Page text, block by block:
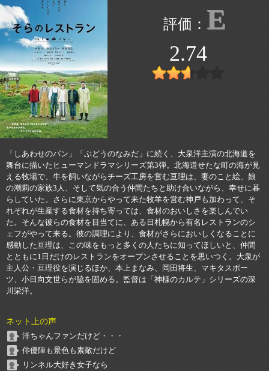
E
2.74
「しあわせのパン」「ぶどうのなみだ」に続く、大泉洋主演の北海道を
舞台に描いたヒューマンドラマシリーズ第3弾。北海道せたな町の海が見
える牧場で、牛を飼いながらチーズ工房を営む亘理は、妻のこと絵、娘
の潮莉の家族3人、そして気の合う仲間たちと助け合いながら、幸せに暮
らしていた。さらに東京からやって来た牧羊を営む神戸も加わって、そ
れぞれが生産する食材を持ち寄っては、食材のおいしさを楽しんでい
た。そんな彼らの食材を目当てに、ある日札幌から有名レストランのシ
ェフがやって来る。彼の調理により、食材がさらにおいしくなることに
感動した亘理は、この味をもっと多くの人たちに知ってほしいと、仲間
とともに1日だけのレストランをオープンさせることを思いつく。大泉が
主人公・亘理役を演じるほか、本上まなみ、岡田将生、マキタスポー
ツ、小日向文世らが脇を固める。監督は「神様のカルテ」シリーズの深
川栄洋。
ネット上の声
洋ちゃんファンだけど・・・
俳優陣も景色も素敵だけど
リンネル大好き女子なら